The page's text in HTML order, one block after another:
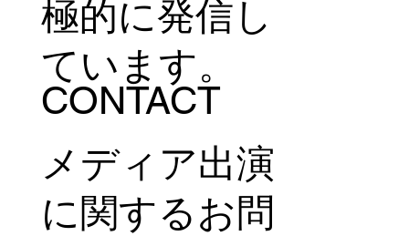
極的に発信し
ています。
CONTACT
メディア出演
に関するお問